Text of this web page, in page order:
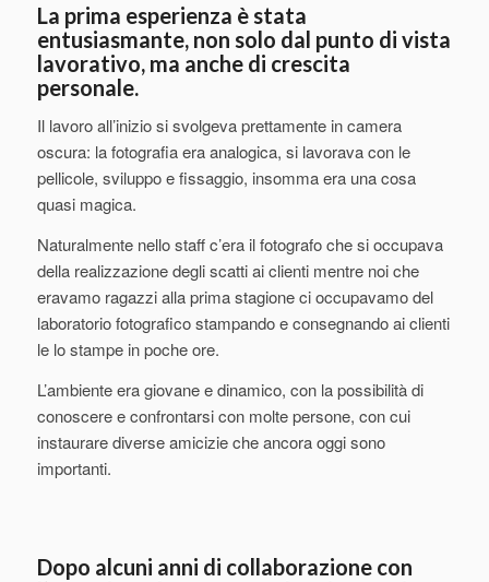
La prima esperienza è stata
entusiasmante, non solo dal punto di vista
lavorativo, ma anche di crescita
personale.
Il lavoro all’inizio si svolgeva prettamente in camera
oscura: la fotografia era analogica, si lavorava con le
pellicole, sviluppo e fissaggio, insomma era una cosa
quasi magica.
Naturalmente nello staff c’era il fotografo che si occupava
della realizzazione degli scatti ai clienti mentre noi che
eravamo ragazzi alla prima stagione ci occupavamo del
laboratorio fotografico stampando e consegnando ai clienti
le lo stampe in poche ore.
L’ambiente era giovane e dinamico, con la possibilità di
conoscere e confrontarsi con molte persone, con cui
instaurare diverse amicizie che ancora oggi sono
importanti.
Dopo alcuni anni di collaborazione con